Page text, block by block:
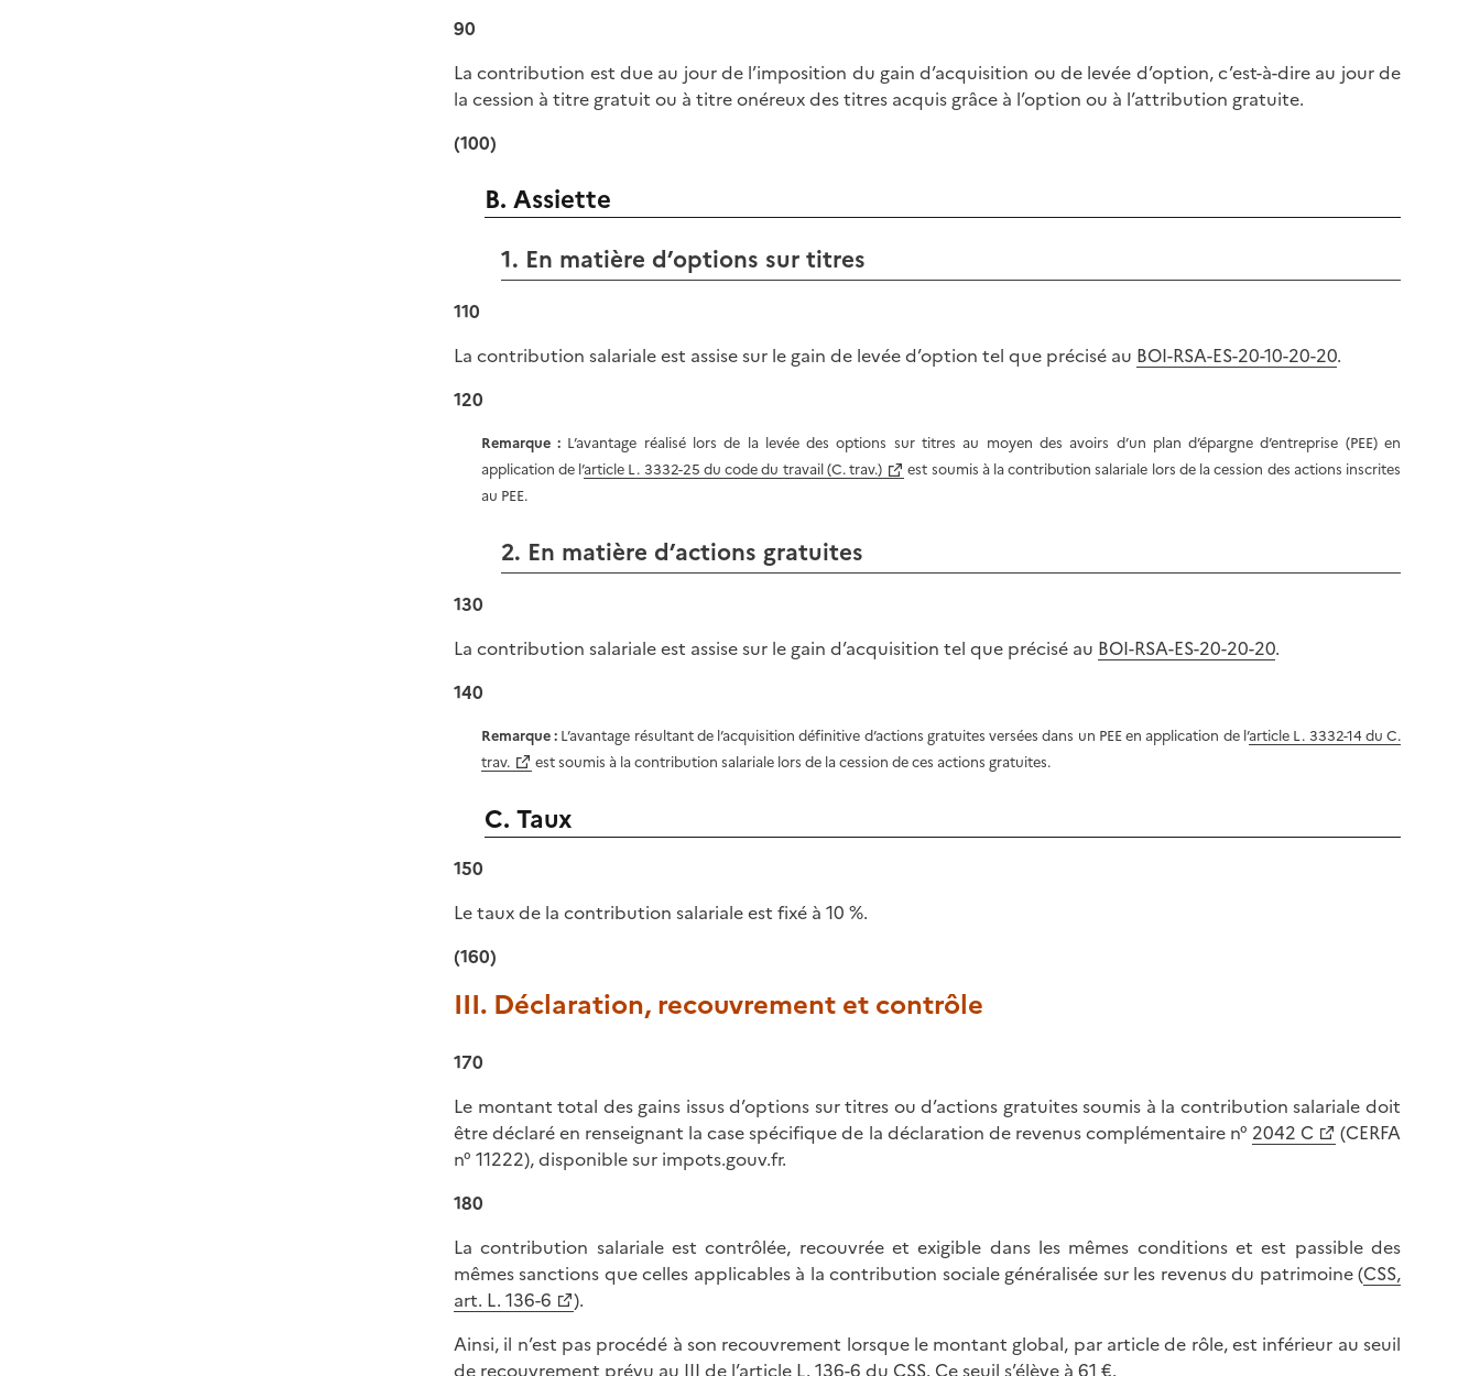
90
La contribution est due au jour de l’imposition du gain d’acquisition ou de levée d’option, c’est-à-dire au jour de
la cession à titre gratuit ou à titre onéreux des titres acquis grâce à l’option ou à l’attribution gratuite.
(100)
B. Assiette
1. En matière d’options sur titres
110
La contribution salariale est assise sur le gain de levée d’option tel que précisé au BOI-RSA-ES-20-10-20-20.
120
Remarque : L’avantage réalisé lors de la levée des options sur titres au moyen des avoirs d’un plan d’épargne d’entreprise (PEE) en
application de l’article L. 3332-25 du code du travail (C. trav.)
est soumis à la contribution salariale lors de la cession des actions inscrites
au PEE.
2. En matière d’actions gratuites
130
La contribution salariale est assise sur le gain d’acquisition tel que précisé au BOI-RSA-ES-20-20-20.
140
Remarque : L’avantage résultant de l’acquisition définitive d’actions gratuites versées dans un PEE en application de l’article L. 3332-14 du C.
trav.
est soumis à la contribution salariale lors de la cession de ces actions gratuites.
C. Taux
150
Le taux de la contribution salariale est fixé à 10 %.
(160)
III. Déclaration, recouvrement et contrôle
170
Le montant total des gains issus d’options sur titres ou d’actions gratuites soumis à la contribution salariale doit
être déclaré en renseignant la case spécifique de la déclaration de revenus complémentaire n° 2042 C
(CERFA
n° 11222), disponible sur impots.gouv.fr.
180
La contribution salariale est contrôlée, recouvrée et exigible dans les mêmes conditions et est passible des
mêmes sanctions que celles applicables à la contribution sociale généralisée sur les revenus du patrimoine (CSS,
art. L. 136-6
).
Ainsi, il n’est pas procédé à son recouvrement lorsque le montant global, par article de rôle, est inférieur au seuil
de recouvrement prévu au III de l’article L. 136-6 du CSS. Ce seuil s’élève à 61 €.